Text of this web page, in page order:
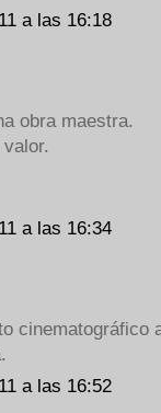
a las 16:18
obra maestra.
a las 16:34
cinematográfico
a las 16:52